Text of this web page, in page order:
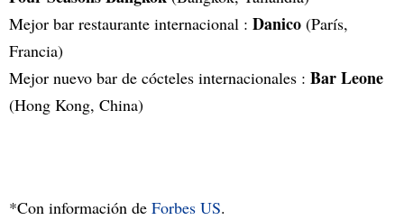
Mejor bar restaurante internacional : Danico (París,
Francia)
Mejor nuevo bar de cócteles internacionales : Bar Leone
(Hong Kong, China)
*Con información de Forbes US.